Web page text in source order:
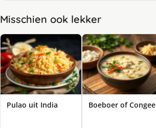
Misschien ook lekker
Pulao uit India Boeboer of Congee